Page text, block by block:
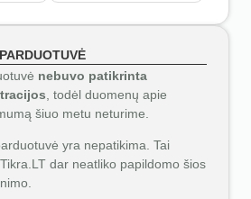
nebuvo patikrinta
, todėl duomenų apie
šiuo metu neturime.
yra nepatikima. Tai
dar neatliko papildomo šios